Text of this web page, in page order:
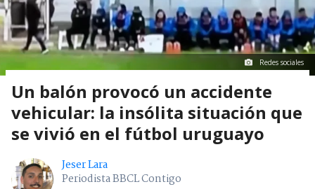
Redes sociales
Un balón provocó un accidente
vehicular: la insólita situación que
se vivió en el fútbol uruguayo
Jeser Lara
Periodista BBCL Contigo